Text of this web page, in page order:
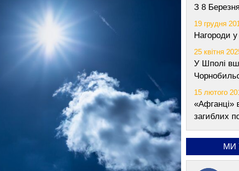
З 8
19 грудня
Нагороди у
25 квітня
У Шполі
15 лютого
«Афганці»
загиблих
МИ